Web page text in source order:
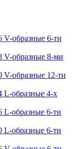
образные 6-ти
V-образные 8-ми
образные 12-ти
L-образные 4-х
образные 6-ти
образные 6-ти